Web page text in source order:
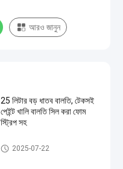
আরও জানুন
25 লিটার বড় ধাতব বালতি, টেকসই
পেইন্ট খালি বালতি সিল করা ফোম
স্ট্রিপ সহ
মেটাল পেইন্ট বালতি
2025-07-22